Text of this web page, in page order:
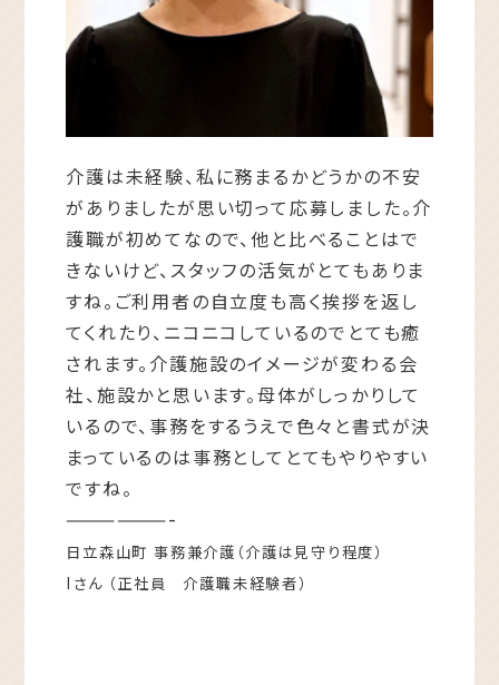
介護は未経験、私に務まるかどうかの不安
がありましたが思い切って応募しました。介
護職が初めてなので、他と比べることはで
きないけど、スタッフの活気がとてもありま
すね。ご利用者の自立度も高く挨拶を返し
てくれたり、ニコニコしているのでとても癒
されます。介護施設のイメージが変わる会
社、施設かと思います。母体がしっかりして
いるので、事務をするうえで色々と書式が決
まっているのは事務としてとてもやりやすい
ですね。
——————-
日立森山町 事務兼介護（介護は見守り程度）
Iさん （正社員 介護職未経験者）